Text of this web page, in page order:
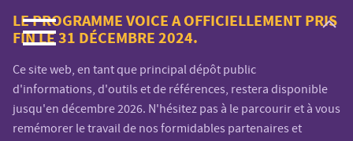
Voice.Global
website
LE PROGRAMME VOICE A OFFICIELLEMENT PRIS
FIN LE 31 DÉCEMBRE 2024.
Ce site web, en tant que principal dépôt public
d'informations, d'outils et de références, restera disponible
jusqu'en décembre 2026. N'hésitez pas à le parcourir et à vous
remémorer le travail de nos formidables partenaires et